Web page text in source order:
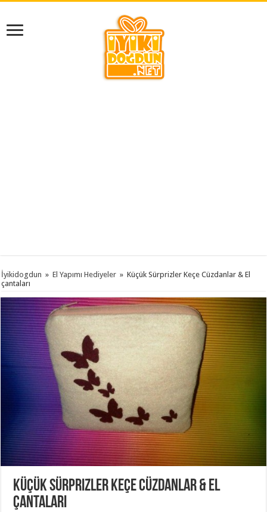
İyikidogdun » El Yapımı Hediyeler » Küçük Sürprizler Keçe Cüzdanlar & El
çantaları
Küçük Sürprizler Keçe Cüzdanlar & El
çantaları